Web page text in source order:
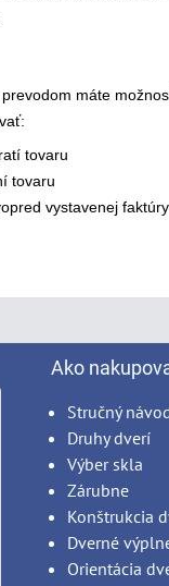
máte
tovaru
tovaru
vystavenej
Ako
Stručný
Druhy dverí
Výber skla
Zárubne
Konštrukcia
Dverné
Orientácia